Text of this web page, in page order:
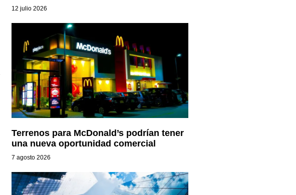
12 julio 2026
Terrenos para McDonald’s podrían tener
una nueva oportunidad comercial
7 agosto 2026